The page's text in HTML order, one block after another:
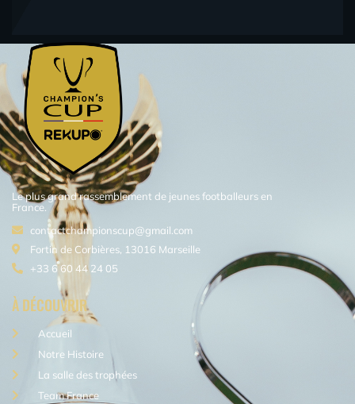
Le plus grand rassemblement de jeunes footballeurs en
France.
contactchampionscup@gmail.com
Fortin de Corbières, 13016 Marseille
+33 6 60 44 24 05
À DÉCOUVRIR
Accueil
Notre Histoire
La salle des trophées
Team France